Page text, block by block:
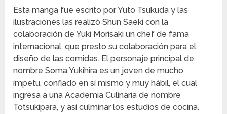
Esta manga fue escrito por Yuto Tsukuda y las
ilustraciones las realizó Shun Saeki con la
colaboración de Yuki Morisaki un chef de fama
internacional, que presto su colaboración para el
diseño de las comidas. El personaje principal de
nombre Soma Yukihira es un joven de mucho
ímpetu, confiado en sí mismo y muy hábil, el cual
ingresa a una Academia Culinaria de nombre
Totsukipara, y así culminar los estudios de cocina.